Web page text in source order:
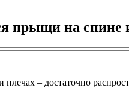
прыщи на спине
– достаточно